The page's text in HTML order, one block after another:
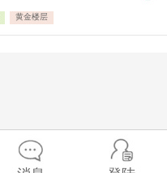
黄金楼层